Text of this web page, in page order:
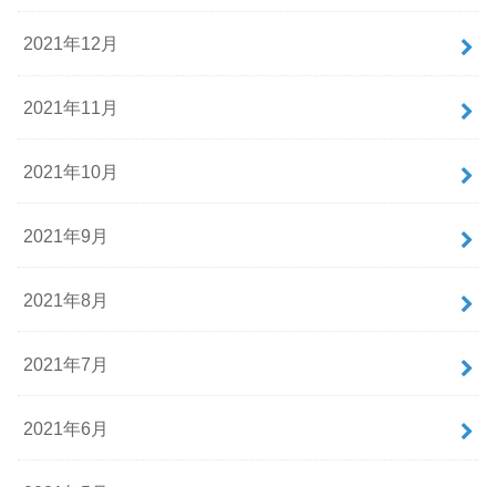
2021年12月
2021年11月
2021年10月
2021年9月
2021年8月
2021年7月
2021年6月